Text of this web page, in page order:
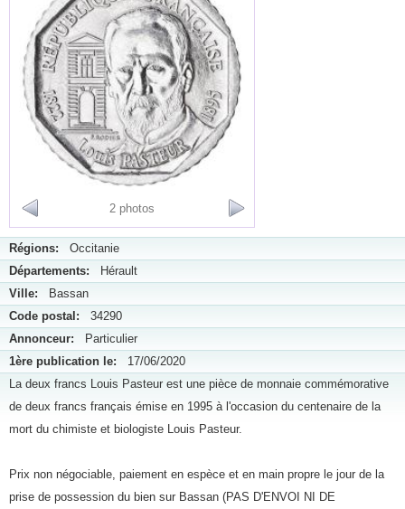
2 photos
Régions: Occitanie
Départements: Hérault
Ville: Bassan
Code postal: 34290
Annonceur: Particulier
1ère publication le: 17/06/2020
La deux francs Louis Pasteur est une pièce de monnaie commémorative
de deux francs français émise en 1995 à l'occasion du centenaire de la
mort du chimiste et biologiste Louis Pasteur.
Prix non négociable, paiement en espèce et en main propre le jour de la
prise de possession du bien sur Bassan (PAS D'ENVOI NI DE